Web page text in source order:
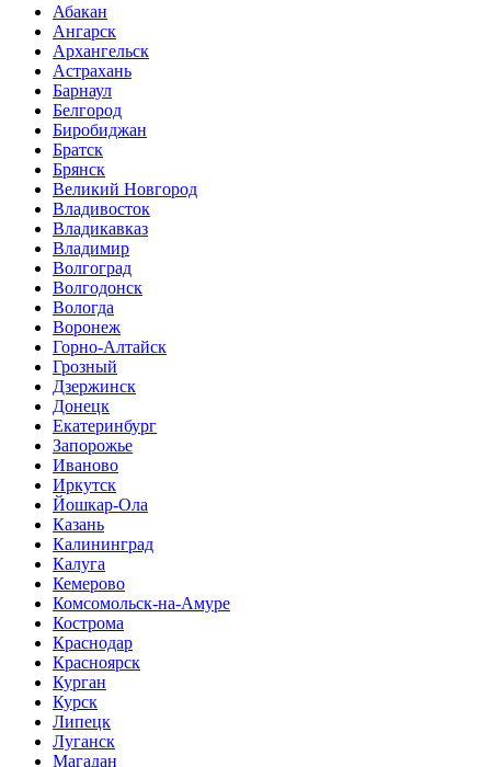
Абакан
Ангарск
Архангельск
Астрахань
Барнаул
Белгород
Биробиджан
Братск
Брянск
Великий Новгород
Владивосток
Владикавказ
Владимир
Волгоград
Волгодонск
Вологда
Воронеж
Горно-Алтайск
Грозный
Дзержинск
Донецк
Екатеринбург
Запорожье
Иваново
Иркутск
Йошкар-Ола
Казань
Калининград
Калуга
Кемерово
Комсомольск-на-Амуре
Кострома
Краснодар
Красноярск
Курган
Курск
Липецк
Луганск
Магадан